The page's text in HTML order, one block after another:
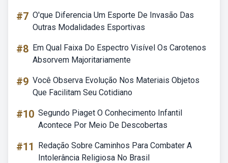
#7 O'que Diferencia Um Esporte De Invasão Das
Outras Modalidades Esportivas
#8 Em Qual Faixa Do Espectro Visível Os Carotenos
Absorvem Majoritariamente
#9 Você Observa Evolução Nos Materiais Objetos
Que Facilitam Seu Cotidiano
#10 Segundo Piaget O Conhecimento Infantil
Acontece Por Meio De Descobertas
#11
Redação Sobre Caminhos Para Combater A
Intolerância Religiosa No Brasil